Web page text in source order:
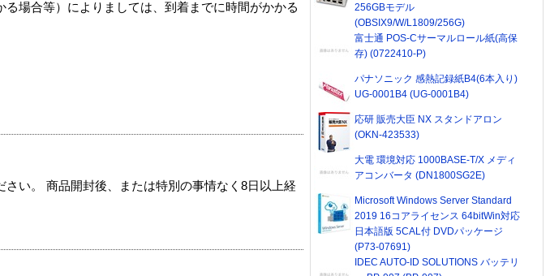
場合等）によりましては、到着までに時間がかかる
い。 商品開封後、または特別の事情なく8日以上経
256GBモデル
(OBSIX9/W/L1809/256G)
富士通 POS-Cサーマルロール紙(高保
存) (0722410-P)
パナソニック 感熱記録紙B4(6本入り)
UG-0001B4 (UG-0001B4)
応研 販売大臣 NX スタンドアロン
(OKN-423533)
大電 環境対応 1000BASE-T/X メディ
アコンバータ (DN1800SG2E)
Microsoft Windows Server Standard
2019 16コアライセンス 64bitWin対応
日本語版 5CAL付 DVDパッケージ
(P73-07691)
IDEC AUTO-ID SOLUTIONS バッテリ